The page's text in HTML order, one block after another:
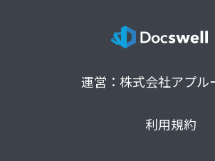
運営：株式会社アプル
利用規約